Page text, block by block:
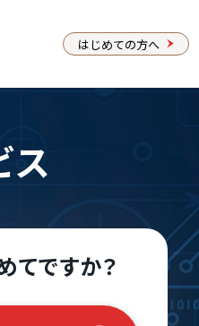
はじめての方へ
ス
てですか？